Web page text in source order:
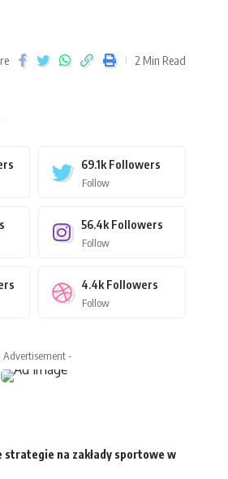
2 Min Read
69.1k Followers
Follow
56.4k Followers
Follow
4.4k Followers
Follow
Advertisement -
strategie na zakłady sportowe w